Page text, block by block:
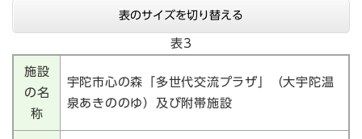
表のサイズを切り替える
表3
施設
の名
称
宇陀市心の森「多世代交流プラザ」（大宇陀温
泉あきののゆ）及び附帯施設